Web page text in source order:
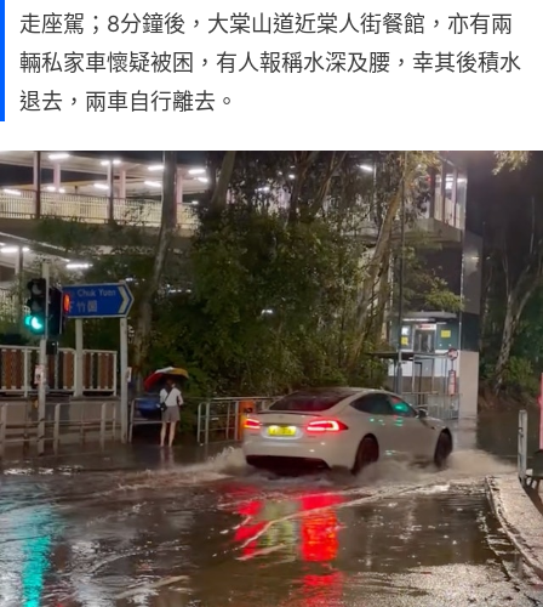
走座駕；8分鐘後，大棠山道近棠人街餐館，亦有兩
輛私家車懷疑被困，有人報稱水深及腰，幸其後積水
退去，兩車自行離去。